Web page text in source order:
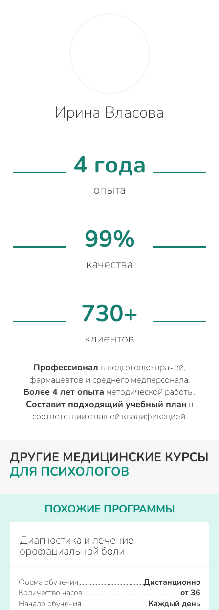
Ирина Власова
4 года
опыта
99%
качества
730+
клиентов
Профессионал в подготовке врачей,
фармацевтов и среднего медперсонала.
Более 4 лет опыта методической работы.
Составит подходящий учебный план в
соответствии с вашей квалификацией.
ДРУГИЕ МЕДИЦИНСКИЕ КУРСЫ
ДЛЯ ПСИХОЛОГОВ
ПОХОЖИЕ ПРОГРАММЫ
Диагностика и лечение
орофациальной боли
Форма обучения
Дистанционно
Количество часов
от 36
Начало обучения
Каждый день